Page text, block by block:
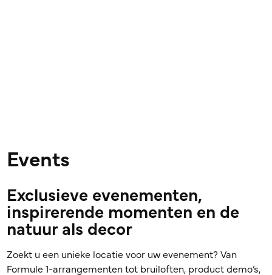
Events
Exclusieve evenementen,
inspirerende momenten en de
natuur als decor
Zoekt u een unieke locatie voor uw evenement? Van
Formule 1-arrangementen tot bruiloften, product demo’s,